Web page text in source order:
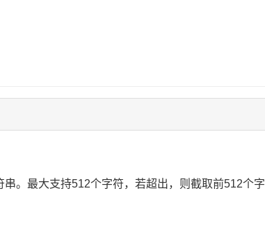
。最大支持512个字符，若超出，则截取前512个字